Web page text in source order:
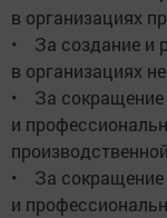
в организациях
• За создание и
в организациях
• За сокращение
и
• За сокращение
и